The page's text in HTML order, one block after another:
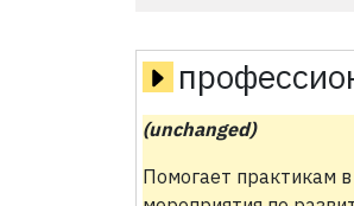
(unchanged)
Помогает практикам